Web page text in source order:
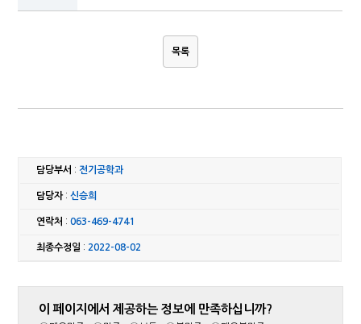
목록
담당부서 :전기공학과
담당자:신승희
연락처 :063-469-4741
최종수정일 : 2022-08-02
이 페이지에서 제공하는 정보에 만족하십니까?